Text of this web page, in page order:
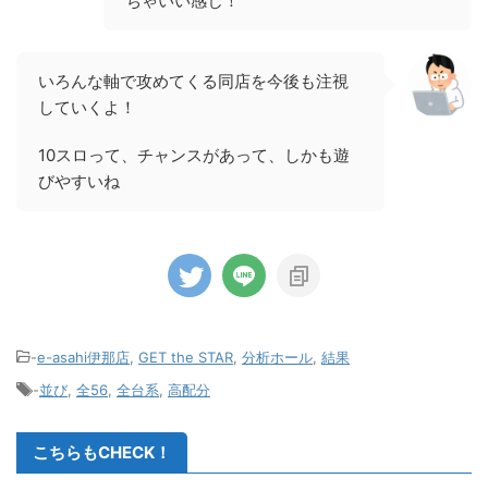
いろんな軸で攻めてくる同店を今後も注視
していくよ！
10スロって、チャンスがあって、しかも遊
びやすいね
-e-asahi伊那店 GET the STAR 分析ホール 結果
-並び 全56 全台系 高配分
こちらもCHECK！